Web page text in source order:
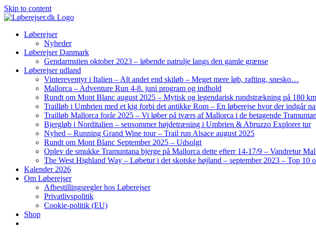
Skip to content
Løberejser
Nyheder
Løberejser Danmark
Gendarmstien oktober 2023 – løbende patrulje langs den gamle grænse
Løberejser udland
Vintereventyr i Italien – Alt andet end skiløb – Meget mere løb, rafting, snesko…
Mallorca – Adventure Run 4-8. juni program og indhold
Rundt om Mont Blanc august 2025 – Mytisk og legendarisk rundstrækning på 180 km
Trailløb i Umbrien med et kig forbi det antikke Rom – En løberejse hvor der indgår
Trailløb Mallorca forår 2025 – Vi løber på tværs af Mallorca i de betagende
Bjergløb i Norditalien – sensommer højdetræning i Umbrien & Abruzzo Explorer tur
Nyhed – Running Grand Wine tour – Trail run Alsace august 2025
Rundt om Mont Blanc September 2025 – Udsolgt
Oplev de smukke Tramuntana bjerge på Mallorca dette efterr 14-17/9 – Vandretur
The West Highland Way – Løbetur i det skotske højland – september 2023 – Top 10
Kalender 2026
Om Løberejser
Afbestillingsregler hos Løberejser
Privatlivspolitik
Cookie-politik (EU)
Shop